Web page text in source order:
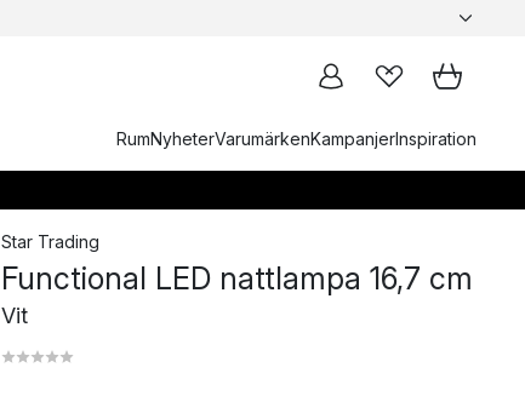
RumNyheterVarumärkenKampanjerInspiration
Star Trading
Functional LED nattlampa 16,7 cm
Vit